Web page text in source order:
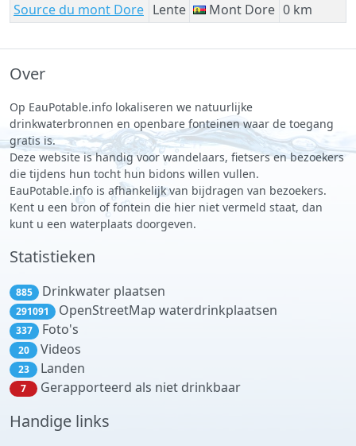
Source du mont Dore Lente Mont Dore 0 km
Over
Op EauPotable.info lokaliseren we natuurlijke
drinkwaterbronnen en openbare fonteinen waar de toegang
gratis is.
Deze website is handig voor wandelaars, fietsers en bezoekers
die tijdens hun tocht hun bidons willen vullen.
EauPotable.info is afhankelijk van bijdragen van bezoekers.
Kent u een bron of fontein die hier niet vermeld staat, dan
kunt u een waterplaats doorgeven.
Statistieken
885 Drinkwater plaatsen
291091 OpenStreetMap waterdrinkplaatsen
337 Foto's
20 Videos
23 Landen
7 Gerapporteerd als niet drinkbaar
Handige links